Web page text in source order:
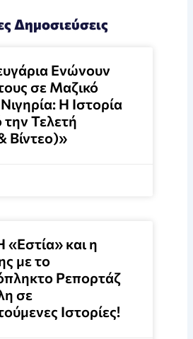
Δημοσιεύσεις
Ενώνουν
σε Μαζικό
Η Ιστορία
Τελετή
Βίντεο)»
και η
με το
Ρεπορτάζ
σε
Ιστορίες!